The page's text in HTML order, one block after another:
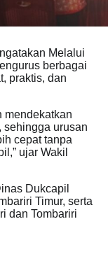
Melalui
berbagai
praktis, dan
mendekatkan
sehingga urusan
cepat tanpa
ujar Wakil
Dukcapil
Timur, serta
dan Tombariri